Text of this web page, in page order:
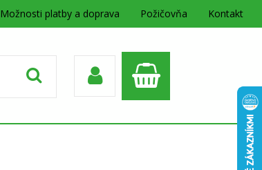
Možnosti platby a doprava Požičovňa Kontakt